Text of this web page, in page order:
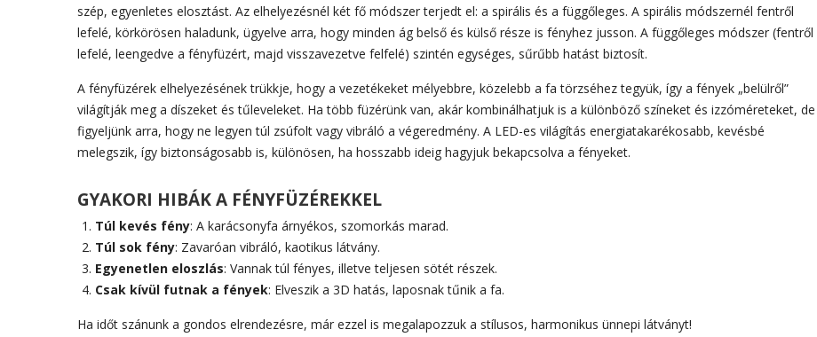
szép, egyenletes elosztást. Az elhelyezésnél két fő módszer terjedt el: a spirális és a függőleges. A spirális módszernél fentről
lefelé, körkörösen haladunk, ügyelve arra, hogy minden ág belső és külső része is fényhez jusson. A függőleges módszer (fentről
lefelé, leengedve a fényfüzért, majd visszavezetve felfelé) szintén egységes, sűrűbb hatást biztosít.
A fényfüzérek elhelyezésének trükkje, hogy a vezetékeket mélyebbre, közelebb a fa törzséhez tegyük, így a fények „belülről”
világítják meg a díszeket és tűleveleket. Ha több füzérünk van, akár kombinálhatjuk is a különböző színeket és izzóméreteket, de
figyeljünk arra, hogy ne legyen túl zsúfolt vagy vibráló a végeredmény. A LED-es világítás energiatakarékosabb, kevésbé
melegszik, így biztonságosabb is, különösen, ha hosszabb ideig hagyjuk bekapcsolva a fényeket.
GYAKORI HIBÁK A FÉNYFÜZÉREKKEL
Túl kevés fény: A karácsonyfa árnyékos, szomorkás marad.
Túl sok fény: Zavaróan vibráló, kaotikus látvány.
Egyenetlen eloszlás: Vannak túl fényes, illetve teljesen sötét részek.
Csak kívül futnak a fények: Elveszik a 3D hatás, laposnak tűnik a fa.
Ha időt szánunk a gondos elrendezésre, már ezzel is megalapozzuk a stílusos, harmonikus ünnepi látványt!